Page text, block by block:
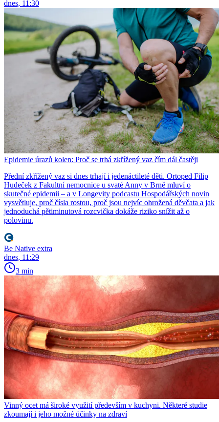
dnes, 11:30
Epidemie úrazů kolen: Proč se trhá zkřížený vaz čím dál častěji
Přední zkřížený vaz si dnes trhají i jedenáctileté děti. Ortoped Filip
Hudeček z Fakultní nemocnice u svaté Anny v Brně mluví o
skutečné epidemii – a v Longevity podcastu Hospodářských novin
vysvětluje, proč čísla rostou, proč jsou nejvíc ohrožená děvčata a jak
jednoduchá pětiminutová rozcvička dokáže riziko snížit až o
polovinu.
Be Native extra
dnes, 11:29
3 min
Vinný ocet má široké využití především v kuchyni. Některé studie
zkoumají i jeho možné účinky na zdraví